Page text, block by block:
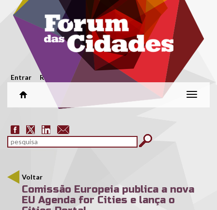
Passar para o conteúdo principal
Menu secundário
Entrar Registar
Alterar
Formulário de pesquisa
pesquisar
Voltar
Comissão Europeia publica a nova
EU Agenda for Cities e lança o